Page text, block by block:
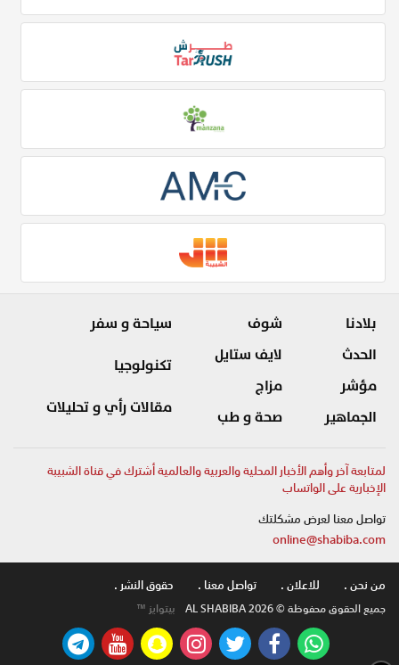
بلادنا
الحدث
مؤشر
الجماهير
شوف
لايف ستايل
مزاج
صحة و طب
سياحة و سفر
تكنولوجيا
مقالات رأي و تحليلات
لمتابعة آخر وأهم الأخبار المحلية والعربية والعالمية أشترك في قناة الشبيبة
الإخبارية على الواتساب
تواصل معنا لعرض مشكلتك
online@shabiba.com
من نحن .
للاعلان . تواصل معنا . حقوق النشر .
جميع الحقوق محفوظة © AL SHABIBA 2026 بيتوايز ™